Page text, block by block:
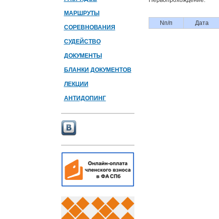
МАРШРУТЫ
СОРЕВНОВАНИЯ
СУДЕЙСТВО
ДОКУМЕНТЫ
БЛАНКИ ДОКУМЕНТОВ
ЛЕКЦИИ
АНТИДОПИНГ
Nп/п Дата